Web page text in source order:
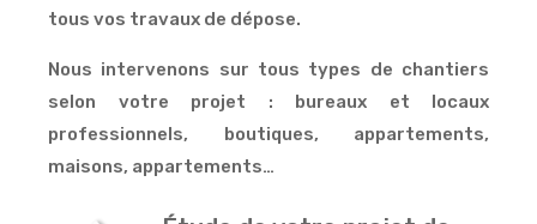
tous vos travaux de dépose.
Nous intervenons sur tous types de chantiers
selon votre projet : bureaux et locaux
professionnels, boutiques, appartements,
maisons, appartements…